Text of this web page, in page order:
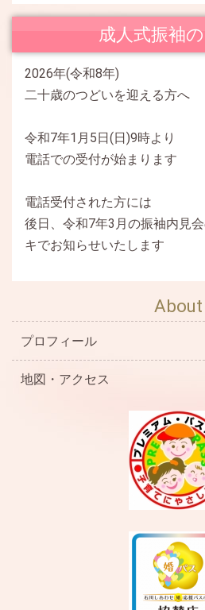
成人式振袖
2026年(令和8年)
二十歳のつどいを迎える方へ
令和7年1月5日(日)9時より
電話での受付が始まります
電話受付された方には
後日、令和7年3月の振袖内見
キでお知らせいたします
About
プロフィール
地図・アクセス